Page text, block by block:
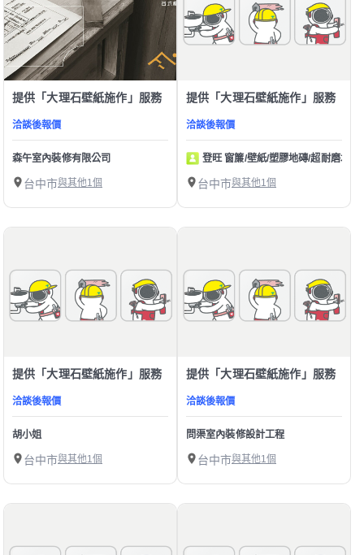
提供「大理石壁紙施作」服務
洽談後報價
森午室內裝修有限公司
台中市與其他1個
提供「大理石壁紙施作」服務
洽談後報價
登旺 窗簾/壁紙/塑膠地磚/超耐磨木地
台中市與其他1個
提供「大理石壁紙施作」服務
洽談後報價
胡小姐
台中市與其他1個
提供「大理石壁紙施作」服務
洽談後報價
問渠室內裝修設計工程
台中市與其他1個